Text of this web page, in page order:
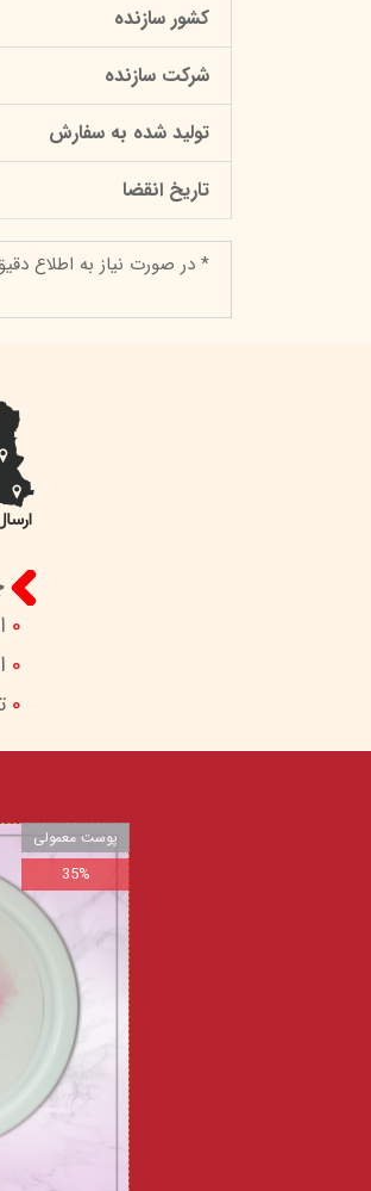
کشور سازنده
شرکت سازنده
تولید شده به سفارش
تاریخ انقضا
* در صورت نیاز به اطلاع
0 از
0 از
0
پوست معمولی
35%